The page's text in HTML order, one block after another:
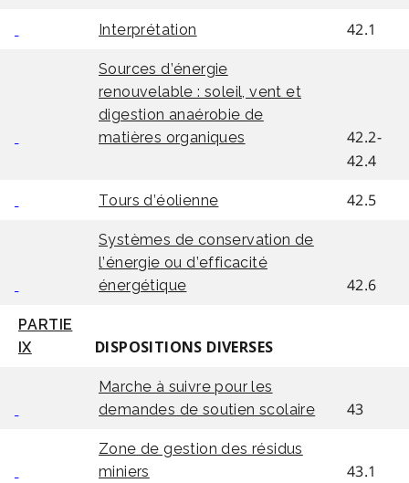
Interprétation 42.1
Sources d’énergie
renouvelable : soleil, vent et
digestion anaérobie de
matières organiques
42.2-
42.4
Tours d’éolienne 42.5
Systèmes de conservation de
l’énergie ou d’efficacité
énergétique
42.6
PARTIE
IX
DISPOSITIONS DIVERSES
Marche à suivre pour les
demandes de soutien scolaire
43
Zone de gestion des résidus
miniers
43.1